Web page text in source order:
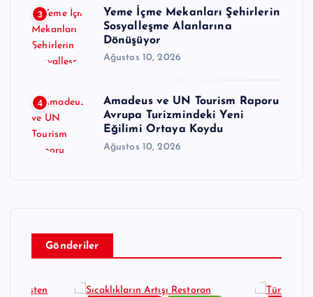
3
Yeme İçme Mekanları Şehirlerin
Sosyalleşme Alanlarına
Dönüşüyor
Ağustos 10, 2026
4
Amadeus ve UN Tourism Raporu
Avrupa Turizmindeki Yeni
Eğilimi Ortaya Koydu
Ağustos 10, 2026
Gönderiler